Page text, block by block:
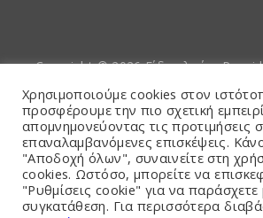
Copyright © 2026Είδη αλιείας
reserved. Powered by
Όροι και
Χρησιμοποιούμε cookies στον
προσφέρουμε την πιο σχετική
απομνημονεύοντας τις προτιμήσεις
επαναλαμβανόμενες επισκέψεις.
"Αποδοχή όλων", συναινείτε στη
cookies. Ωστόσο, μπορείτε να
"Ρυθμίσεις cookie" για να παράσχετε
συγκατάθεση. Για περισσότερα